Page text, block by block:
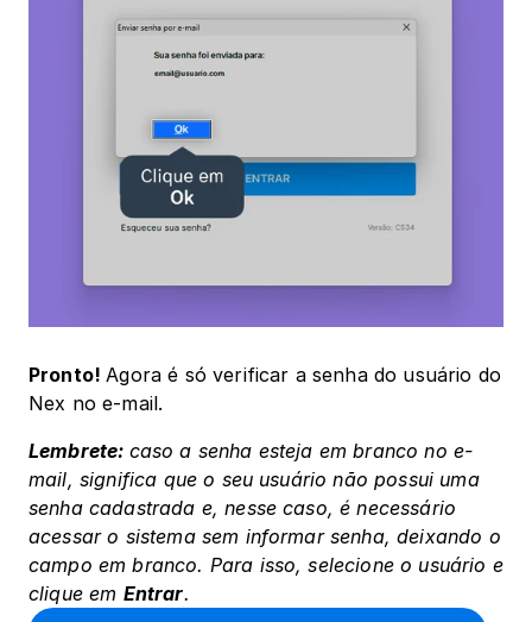
Pronto! Agora é só verificar a senha do usuário do
Nex no e-mail.
Lembrete: caso a senha esteja em branco no e-
mail, significa que o seu usuário não possui uma
senha cadastrada e, nesse caso, é necessário
acessar o sistema sem informar senha, deixando o
campo em branco. Para isso, selecione o usuário e
clique em Entrar.